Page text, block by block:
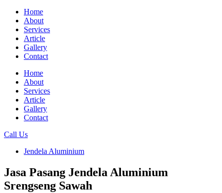
Home
About
Services
Article
Gallery
Contact
Home
About
Services
Article
Gallery
Contact
Call Us
Jendela Aluminium
Jasa Pasang Jendela Aluminium
Srengseng Sawah